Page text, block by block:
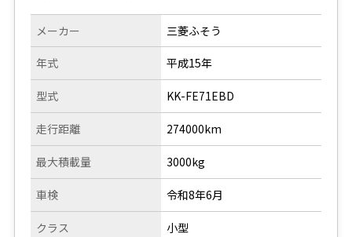
メーカー
年式
型式
走行距離
三菱ふそう
平成15年
KK-FE71EBD
274000km
最大積載量
車検
クラス
3000kg
令和8年6月
小型